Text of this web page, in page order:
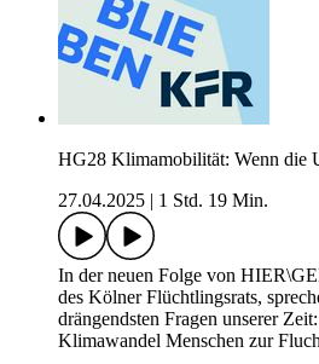
HG28 Klimamobilität: Wenn die
27.04.2025
1 Std. 19 Min.
In der neuen Folge von
des Kölner Flüchtlingsrats,
drängendsten Fragen unserer
Klimawandel Menschen zur